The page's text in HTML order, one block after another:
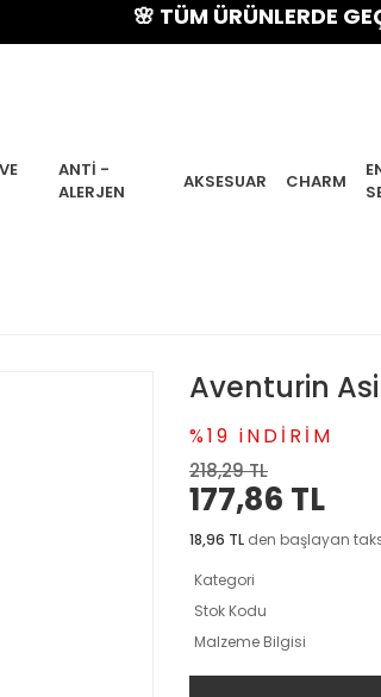
🌸 TÜM ÜRÜNLERDE
ANTI -
ALERJEN
AKSESUAR CHARM
Aventurin
%19 iNDİRİM
218,29 TL
177,86 TL
18,96 TL den başlayan
Kategori
Stok Kodu
Malzeme Bilgisi